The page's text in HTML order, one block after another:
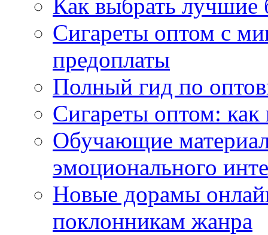
Как выбрать
Сигареты оптом с
предоплаты
Полный гид по
Сигареты оптом:
Обучающие
эмоционального
Новые дорамы
поклонникам жанра